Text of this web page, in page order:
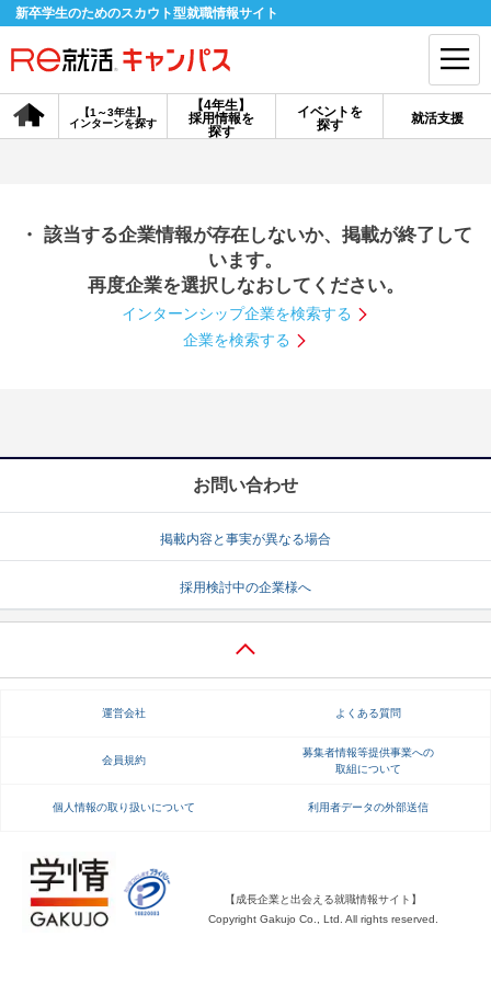
新卒学生のためのスカウト型就職情報サイト
【4年生】
採用情報を
探す
【1～3年生】
インターンを探す
イベントを
探す
就活支援
会員登録 ログイン
探す
【4年生】
説明会を探す
インターンを探す
就活ノウハウ・サポート
就活支援
就活ノウハウが満載！ お役立ち記事・相談室など
適職診断 就活チャンネル
・ 該当する企業情報が存在しないか、掲載が終了して
います。
再度企業を選択しなおしてください。
インターンシップ企業を検索する
企業を検索する
お問い合わせ
掲載内容と事実が異なる場合
採用検討中の企業様へ
運営会社 よくある質問
会員規約
募集者情報等提供事業への
取組について
個人情報の取り扱いについて 利用者データの外部送信
【成長企業と出会える就職情報サイト】
Copyright Gakujo Co., Ltd. All rights reserved.